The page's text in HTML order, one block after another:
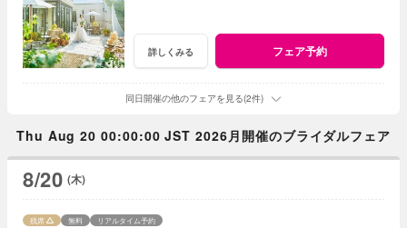
詳しくみる フェア予約
同日開催の他のフェアを見る(2件)
Thu Aug 20 00:00:00 JST 2026月開催のブライダルフェア
8/20 (木)
残席 無料 リアルタイム予約